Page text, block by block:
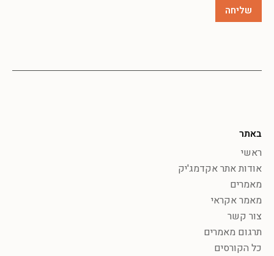
באתר
ראשי
אודות אתר אקדמג'יק
מאמרים
מאמר אקראי
צור קשר
תרגום מאמרים
כל הקורסים